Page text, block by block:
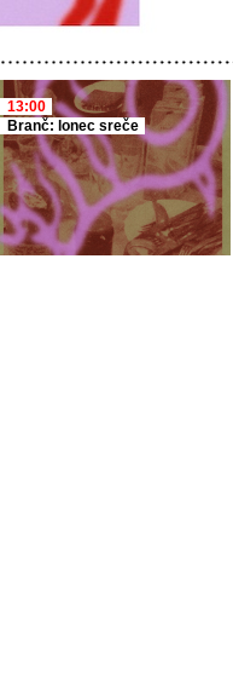
13:00
Branč: lonec sreče